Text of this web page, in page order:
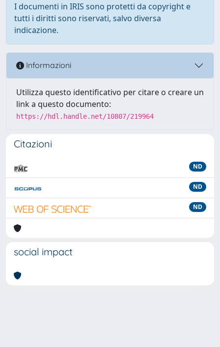
I documenti in IRIS sono protetti da copyright e
tutti i diritti sono riservati, salvo diversa
indicazione.
Informazioni
Utilizza questo identificativo per citare o creare un
link a questo documento:
https://hdl.handle.net/10807/219964
Citazioni
ND
ND
ND
social impact